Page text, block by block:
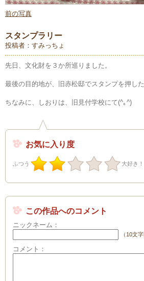
前の写真
スタンプラリー
投稿者：すみっちょ
先日、文化財を３か所巡りました。
最後の目的地が、旧赤松邸でスタンプを押し
ちなみに、しおりは、旧見付学校にて(^｡^)
お気に入り度
ふつう 大好き！
この作品へのコメント
ニックネーム：
（10文
コメント：